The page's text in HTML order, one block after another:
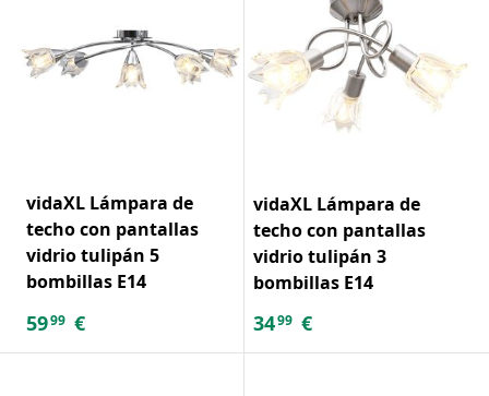
vidaXL Lámpara de
techo con pantallas
vidrio tulipán 5
bombillas E14
5999 €
vidaXL Lámpara de
techo con pantallas
vidrio tulipán 3
bombillas E14
3499 €